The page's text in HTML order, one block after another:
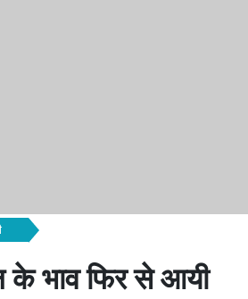
के भाव फिर से आयी